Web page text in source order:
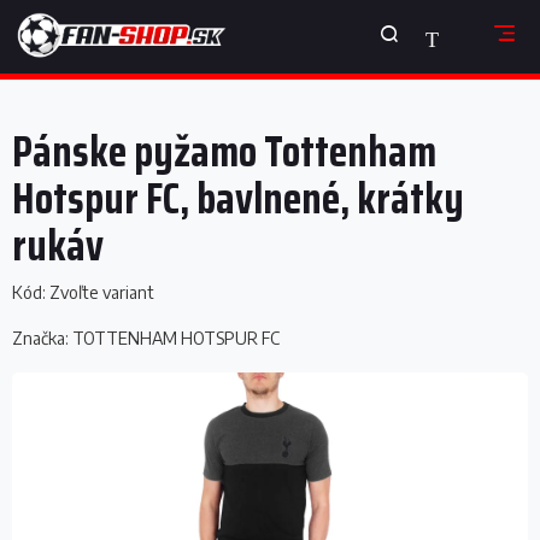
Prejsť
obsah
NÁKUPNÝ
KOŠÍK
Pánske pyžamo Tottenham
Hotspur FC, bavlnené, krátky
rukáv
Kód: Zvoľte variant
Značka: TOTTENHAM HOTSPUR FC